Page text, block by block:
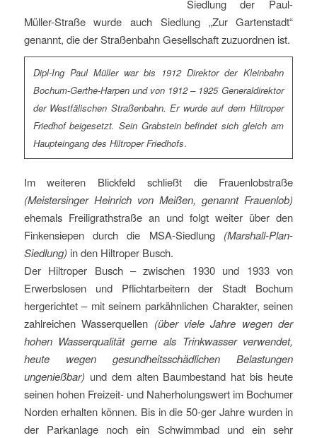
Siedlung der Paul-
Müller-Straße wurde auch Siedlung „Zur Gartenstadt“
genannt, die der Straßenbahn Gesellschaft zuzuordnen ist.
Dipl-Ing Paul Müller war bis 1912 Direktor der Kleinbahn
Bochum-Gerthe-Harpen und von 1912 – 1925 Generaldirektor
der Westfälischen Straßenbahn. Er wurde auf dem Hiltroper
Friedhof beigesetzt. Sein Grabstein befindet sich gleich am
Haupteingang des Hiltroper Friedhofs.
Im weiteren Blickfeld schließt die Frauenlobstraße
(Meistersinger Heinrich von Meißen, genannt Frauenlob)
ehemals Freiligrathstraße an und folgt weiter über den
Finkensiepen durch die MSA-Siedlung (Marshall-Plan-
Siedlung) in den Hiltroper Busch.
Der Hiltroper Busch – zwischen 1930 und 1933 von
Erwerbslosen und Pflichtarbeitern der Stadt Bochum
hergerichtet – mit seinem parkähnlichen Charakter, seinen
zahlreichen Wasserquellen (über viele Jahre wegen der
hohen Wasserqualität gerne als Trinkwasser verwendet,
heute wegen gesundheitsschädlichen Belastungen
ungenießbar) und dem alten Baumbestand hat bis heute
seinen hohen Freizeit- und Naherholungswert im Bochumer
Norden erhalten können. Bis in die 50-ger Jahre wurden in
der Parkanlage noch ein Schwimmbad und ein sehr